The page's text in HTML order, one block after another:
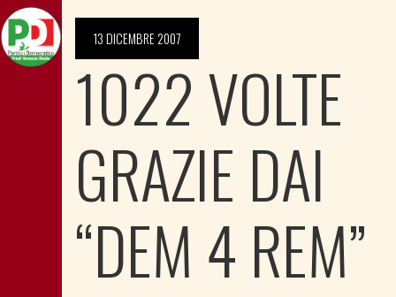
13 DICEMBRE 2007
1022 VOLTE
GRAZIE DAI
“DEM 4 REM”